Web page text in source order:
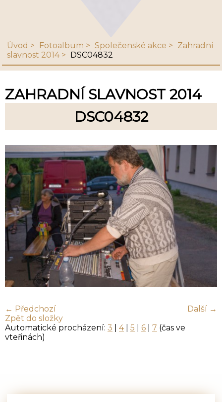
Úvod Fotoalbum Společenské akce
Zahradní
slavnost 2014
DSC04832
ZAHRADNÍ SLAVNOST 2014
DSC04832
← Předchozí
Další →
Zpět do složky
Automatické procházení: 3 4| 5 6 7 (čas ve
vteřinách)